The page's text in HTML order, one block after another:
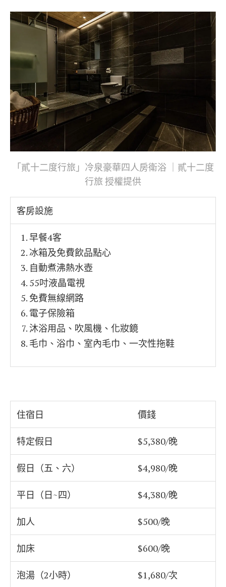
「貳十二度行旅」冷泉豪華四人房衛浴 ｜貳十二度
行旅 授權提供
客房設施
早餐4客
冰箱及免費飲品點心
自動煮沸熱水壺
55吋液晶電視
免費無線網路
電子保險箱
沐浴用品、吹風機、化妝鏡
毛巾、浴巾、室內毛巾、一次性拖鞋
住宿日 價錢
特定假日 $5,380/晚
假日（五、六） $4,980/晚
平日（日~四） $4,380/晚
加人 $500/晚
加床 $600/晚
泡湯（2小時） $1,680/次